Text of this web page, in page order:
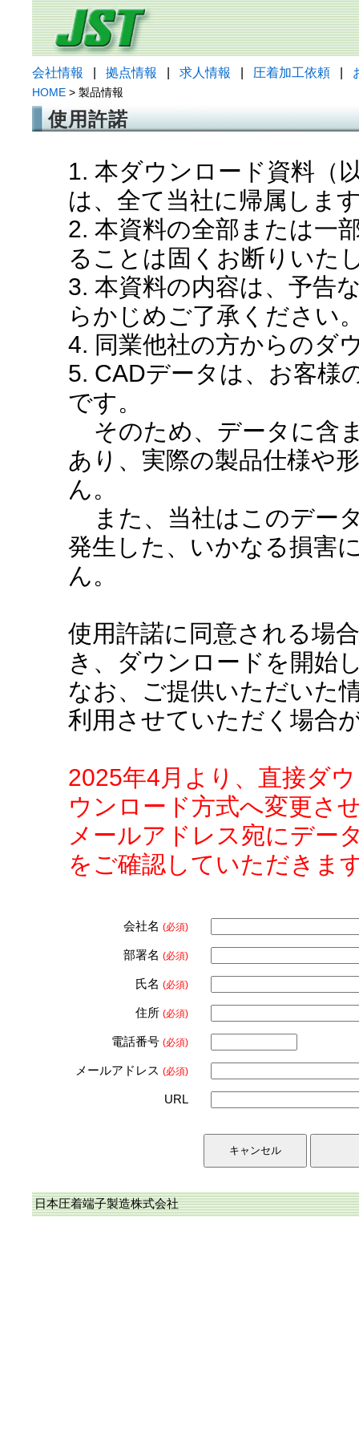
会社情報 拠点情報 求人情報 圧着加工依頼
HOME > 製品情報
使用許諾
1. 本ダウンロード資料（
は、全て当社に帰属しま
2. 本資料の全部または一
ることは固くお断りいた
3. 本資料の内容は、予告
らかじめご了承ください
4. 同業他社の方からのダ
5. CADデータは、お客様
です。
そのため、データに含
あり、実際の製品仕様や
ん。
また、当社はこのデー
発生した、いかなる損害
ん。
使用許諾に同意される場
き、ダウンロードを開始
なお、ご提供いただいた
利用させていただく場合
2025年4月より、直接ダ
ウンロード方式へ変更さ
メールアドレス宛にデー
をご確認していただきま
会社名 (必須)
部署名 (必須)
氏名 (必須)
住所 (必須)
電話番号 (必須)
メールアドレス (必須)
URL
日本圧着端子製造株式会社